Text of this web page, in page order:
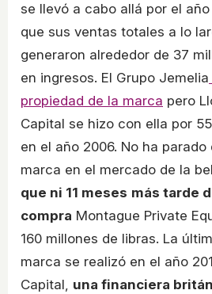
se llevó a cabo allá por el
que sus ventas totales a lo
generaron alrededor de 37
en ingresos. El Grupo Jemelia
propiedad de la marca pero
Capital se hizo con ella por
en el año 2006. No ha
marca en el mercado de la
que ni 11 meses más tarde
compra Montague Private
160 millones de libras. La
marca se realizó en el año
Capital, una financiera